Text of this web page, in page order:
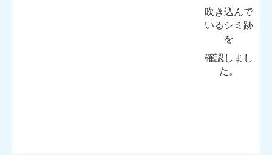
吹き込んで
いるシミ跡
を
確認しまし
た。